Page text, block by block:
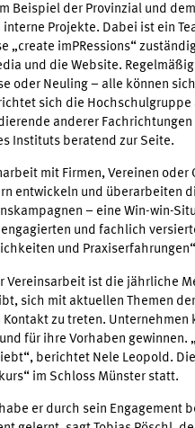
Beispiel der Provinzial und
interne Projekte. Dabei ist ein
„create imPRessions“
und die Website.
oder Neuling – alle können
sich die
anderer
Instituts beratend zur Seite.
mit Firmen, Vereinen
entwickeln und überarbeiten
– eine Win-win-
und fachlich
und
Vereinsarbeit ist die jährliche
sich mit aktuellen Themen
Kontakt zu treten.
für ihre Vorhaben
berichtet Nele Leopold.
im Schloss Münster statt.
er durch sein Engagement